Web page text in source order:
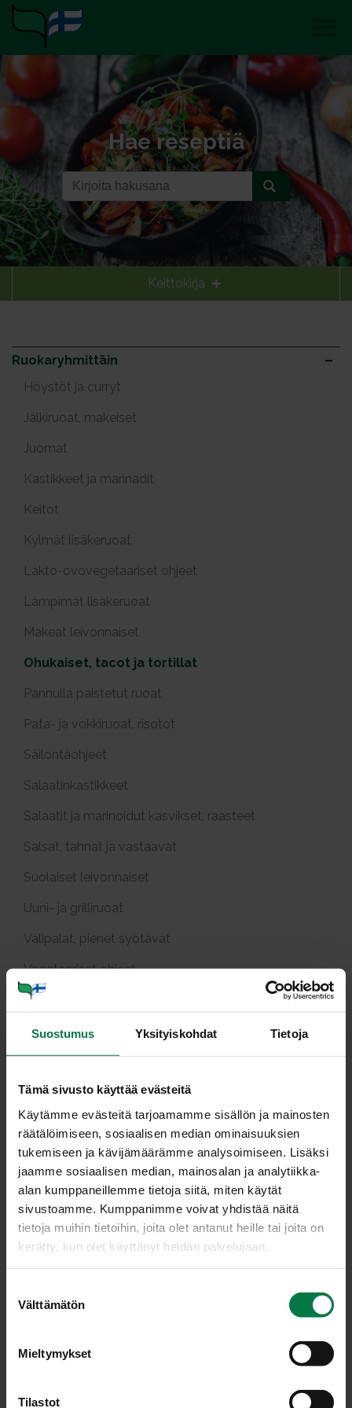
Suostumus Yksityiskohdat Tietoja
Tämä sivusto käyttää evästeitä
Käytämme evästeitä tarjoamamme sisällön ja mainosten
räätälöimiseen, sosiaalisen median ominaisuuksien
tukemiseen ja kävijämäärämme analysoimiseen. Lisäksi
jaamme sosiaalisen median, mainosalan ja analytiikka-
alan kumppaneillemme tietoja siitä, miten käytät
sivustoamme. Kumppanimme voivat yhdistää näitä
tietoja muihin tietoihin, joita olet antanut heille tai joita on
kerätty, kun olet käyttänyt heidän palvelujaan.
Välttämätön
Mieltymykset
Tilastot
Hae reseptiä
Keittokirja
Ruokaryhmittäin
Höystöt ja curryt
Jälkiruoat, makeiset
Juomat
Kastikkeet ja marinadit
Keitot
Kylmät lisäkeruoat
Lakto-ovovegetaariset ohjeet
Lämpimät lisäkeruoat
Makeat leivonnaiset
Ohukaiset, tacot ja tortillat
Pannulla paistetut ruoat
Pata- ja vokkiruoat, risotot
Säilöntäohjeet
Salaatinkastikkeet
Salaatit ja marinoidut kasvikset, raasteet
Salsat, tahnat ja vastaavat
Suolaiset leivonnaiset
Uuni- ja grilliruoat
Välipalat, pienet syötävät
Vegetaariset ohjeet
Pääraaka-aineittain
Ohu­kai­set, ta­cot ja tor­til­lat
Reseptejä: 8
Jau­he­li­ha­täyt­tei­set ta­
cot
Kas­vis-rae­juus­to­täyt­
tei­set pork­ka­na­tor­til­lat